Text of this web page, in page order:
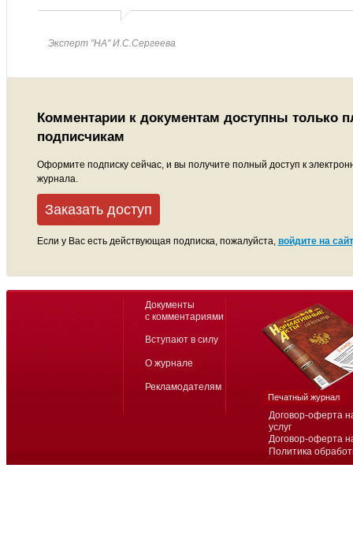
Эксперт "НА" И.С.Сергеева
Комментарии к документам доступны только
подписчикам
Оформите подписку сейчас, и вы получите полный доступ к
журнала.
Заказать доступ
Если у Вас есть действующая подписка, пожалуйста, войдите на
Договор-оферта
услуг
Договор-оферта
Политика
Документы
с комментариями
Вступают в силу
О журнале
Рекламодателям
Печатный журнал